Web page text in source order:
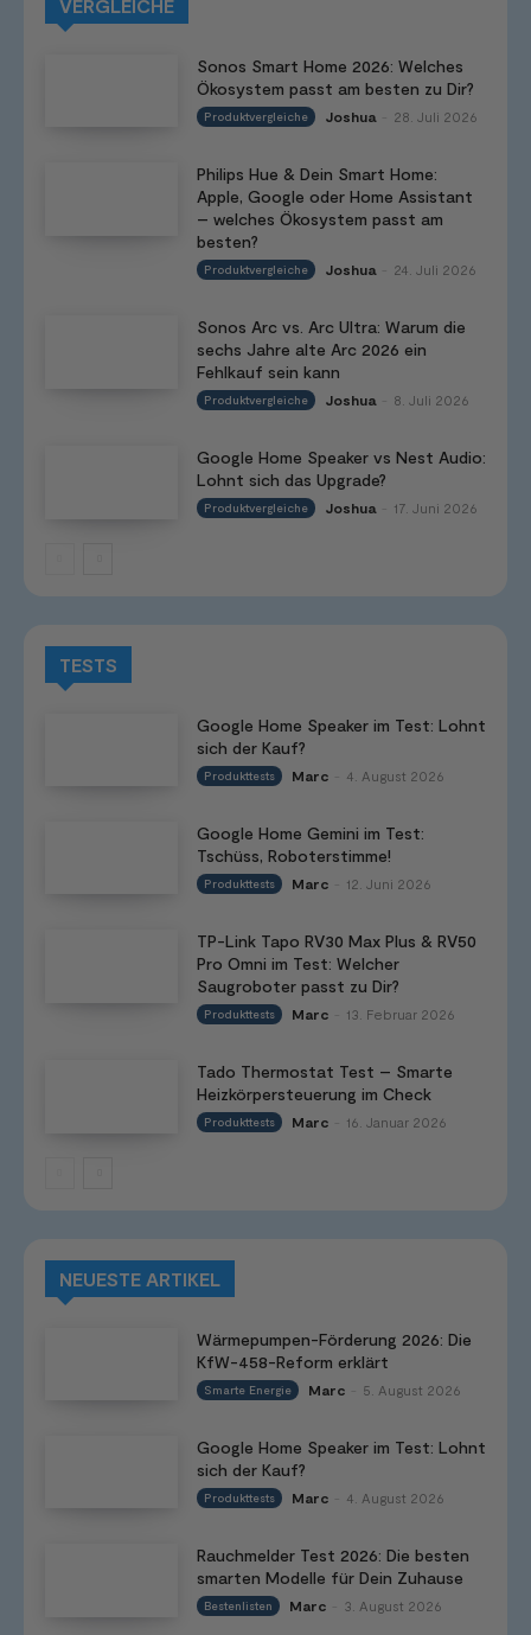
VERGLEICHE
Sonos Smart Home 2026: Welches
Ökosystem passt am besten zu Dir?
Produktvergleiche Joshua 28. Juli 2026
Philips Hue & Dein Smart Home:
Apple, Google oder Home Assistant
– welches Ökosystem passt am
besten?
Produktvergleiche Joshua 24. Juli 2026
Sonos Arc vs. Arc Ultra: Warum die
sechs Jahre alte Arc 2026 ein
Fehlkauf sein kann
Produktvergleiche Joshua 8. Juli 2026
Google Home Speaker vs Nest Audio:
Lohnt sich das Upgrade?
Produktvergleiche Joshua 17. Juni 2026
TESTS
Google Home Speaker im Test: Lohnt
sich der Kauf?
Produkttests Marc 4. August 2026
Google Home Gemini im Test:
Tschüss, Roboterstimme!
Produkttests Marc 12. Juni 2026
TP-Link Tapo RV30 Max Plus & RV50
Pro Omni im Test: Welcher
Saugroboter passt zu Dir?
Produkttests Marc 13. Februar 2026
Tado Thermostat Test – Smarte
Heizkörpersteuerung im Check
Produkttests Marc 16. Januar 2026
NEUESTE ARTIKEL
Wärmepumpen-Förderung 2026: Die
KfW-458-Reform erklärt
Smarte Energie Marc 5. August 2026
Google Home Speaker im Test: Lohnt
sich der Kauf?
Produkttests Marc 4. August 2026
Rauchmelder Test 2026: Die besten
smarten Modelle für Dein Zuhause
Bestenlisten Marc 3. August 2026